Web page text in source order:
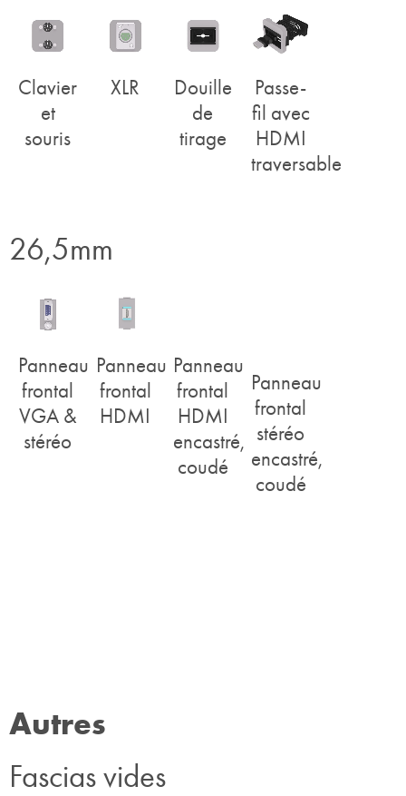
Clavier
et
souris
XLR
Douille
de
tirage
Passe-
fil avec
HDMI
traversable
26,5mm
Panneau
frontal
VGA &
stéréo
Panneau
frontal
HDMI
Panneau
frontal
HDMI
encastré,
coudé
frontal
stéréo
encastré,
coudé
Autres
Fascias vides